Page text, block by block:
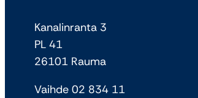
Kanalinranta 3
PL 41
26101 Rauma
Vaihde 02 834 11